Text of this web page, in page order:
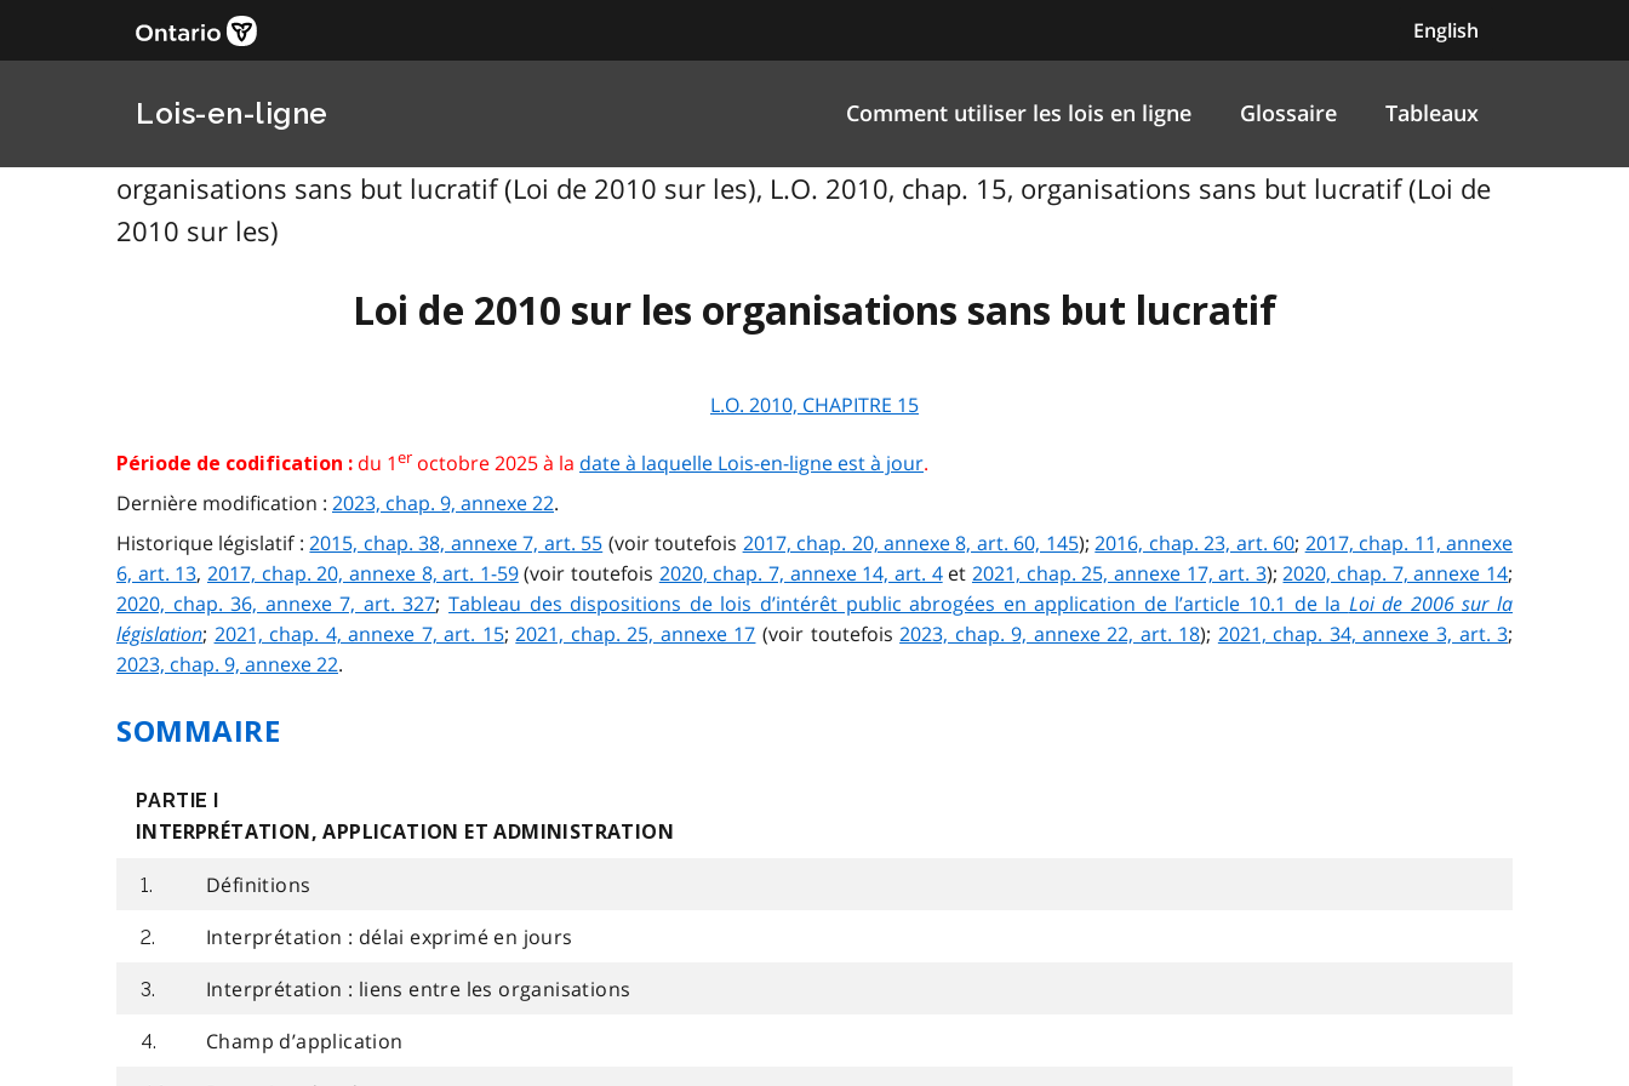
English
Lois-en-ligne Comment utiliser les lois en ligne Glossaire Tableaux
organisations sans but lucratif (Loi de 2010 sur les), L.O. 2010, chap. 15, organisations sans but lucratif (Loi de
2010 sur les)
Loi de 2010 sur les organisations sans but lucratif
L.O. 2010, CHAPITRE 15
Période de codification : du 1er octobre 2025 à la date à laquelle Lois-en-ligne est à jour.
Dernière modification : 2023, chap. 9, annexe 22.
Historique législatif :2015, chap. 38, annexe 7, art. 55 (voir toutefois 2017, chap. 20, annexe 8, art. 60, 145);2016, chap. 23, art. 60; 2017, chap. 11, annexe
6, art. 13, 2017, chap. 20, annexe 8, art. 1-59 (voir toutefois 2020, chap. 7, annexe 14, art. 4et 2021, chap. 25, annexe 17, art. 3);2020, chap. 7, annexe 14;
2020, chap. 36, annexe 7, art. 327;Tableau des dispositions de lois d’intérêt public abrogées en application de l’article 10.1 de la Loi de 2006 sur la
législation; 2021, chap. 4, annexe 7, art. 15;2021, chap. 25, annexe 17 (voir toutefois2023, chap. 9, annexe 22, art. 18); 2021, chap. 34, annexe 3, art. 3;
2023, chap. 9, annexe 22.
SOMMAIRE
PARTIE I
INTERPRÉTATION, APPLICATION ET ADMINISTRATION
1. Définitions
2. Interprétation : délai exprimé en jours
3. Interprétation : liens entre les organisations
4. Champ d’application